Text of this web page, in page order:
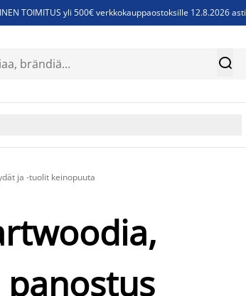
TOIMITUS yli 500€ verkkokauppaostoksille 12.8.2026 asti
Sijauspatjoja - Säästä jopa 60% 
ja -tuolit keinopuuta